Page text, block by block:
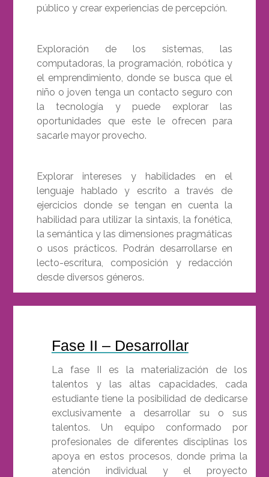
público y crear experiencias de percepción.
Exploración de los sistemas, las
computadoras, la programación, robótica y
el emprendimiento, donde se busca que el
niño o joven tenga un contacto seguro con
la tecnología y puede explorar las
oportunidades que este le ofrecen para
sacarle mayor provecho.
Explorar intereses y habilidades en el
lenguaje hablado y escrito a través de
ejercicios donde se tengan en cuenta la
habilidad para utilizar la sintaxis, la fonética,
la semántica y las dimensiones pragmáticas
o usos prácticos. Podrán desarrollarse en
lecto-escritura, composición y redacción
desde diversos géneros.
Fase II – Desarrollar
La fase II es la materialización de los
talentos y las altas capacidades, cada
estudiante tiene la posibilidad de dedicarse
exclusivamente a desarrollar su o sus
talentos. Un equipo conformado por
profesionales de diferentes disciplinas los
apoya en estos procesos, donde prima la
atención individual y el proyecto